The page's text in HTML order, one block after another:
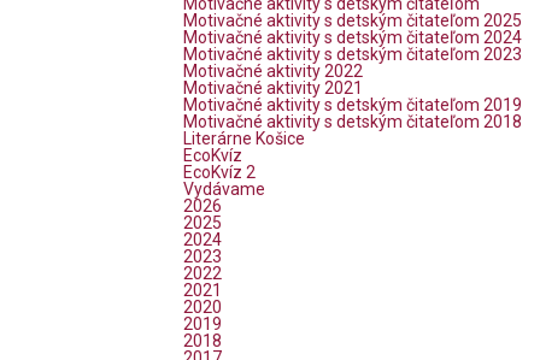
Motivačné aktivity s detským čitateľom
Motivačné aktivity s detským čitateľom 2025
Motivačné aktivity s detským čitateľom 2024
Motivačné aktivity s detským čitateľom 2023
Motivačné aktivity 2022
Motivačné aktivity 2021
Motivačné aktivity s detským čitateľom 2019
Motivačné aktivity s detským čitateľom 2018
Literárne Košice
EcoKvíz
EcoKvíz 2
Vydávame
2026
2025
2024
2023
2022
2021
2020
2019
2018